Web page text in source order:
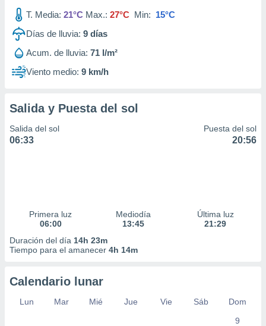
T. Media: 21°C Max.: 27°C Min: 15°C
Días de lluvia: 9 días
Acum. de lluvia: 71 l/m²
Viento medio: 9 km/h
Salida y Puesta del sol
Salida del sol
06:33
Puesta del sol
20:56
Primera luz
06:00
Mediodía
13:45
Última luz
21:29
Duración del día 14h 23m
Tiempo para el amanecer 4h 14m
Calendario lunar
Lun Mar Mié Jue Vie Sáb
Dom
9